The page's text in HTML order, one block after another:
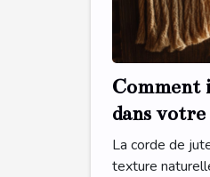
Comment
dans
La corde de
texture